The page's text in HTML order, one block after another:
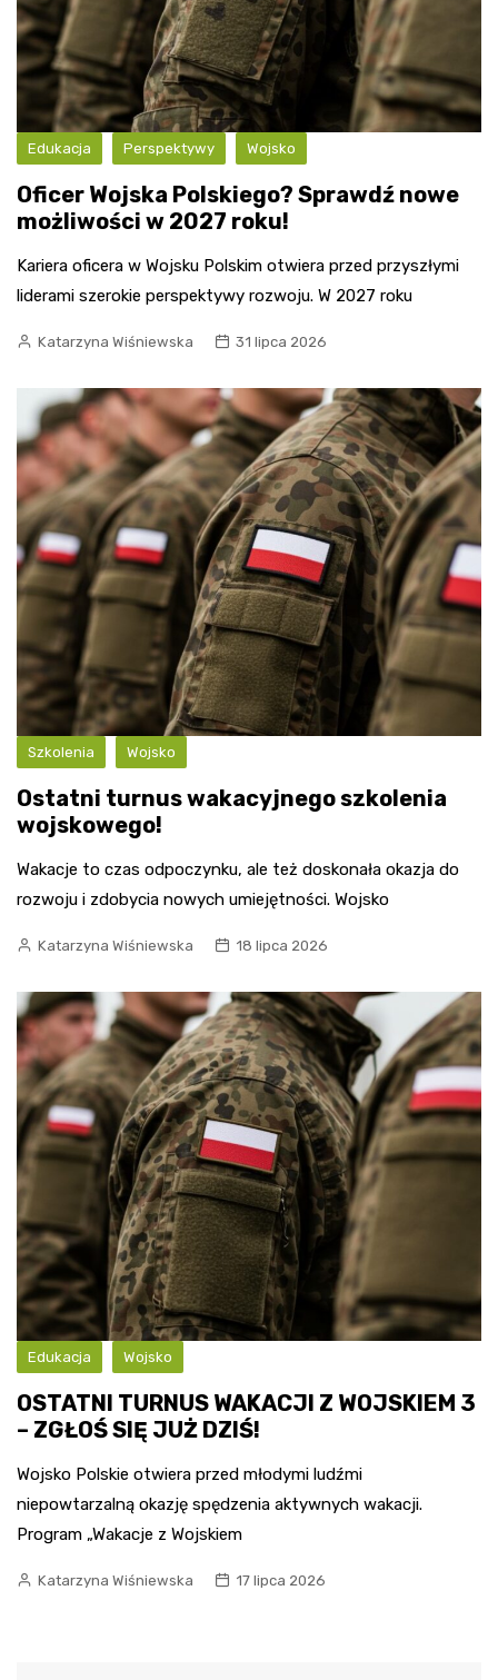
Edukacja Perspektywy Wojsko
Oficer Wojska Polskiego? Sprawdź nowe
możliwości w 2027 roku!
Kariera oficera w Wojsku Polskim otwiera przed przyszłymi
liderami szerokie perspektywy rozwoju. W 2027 roku
Katarzyna Wiśniewska 31 lipca 2026
Szkolenia Wojsko
Ostatni turnus wakacyjnego szkolenia
wojskowego!
Wakacje to czas odpoczynku, ale też doskonała okazja do
rozwoju i zdobycia nowych umiejętności. Wojsko
Katarzyna Wiśniewska 18 lipca 2026
Edukacja Wojsko
OSTATNI TURNUS WAKACJI Z WOJSKIEM 3
– ZGŁOŚ SIĘ JUŻ DZIŚ!
Wojsko Polskie otwiera przed młodymi ludźmi
niepowtarzalną okazję spędzenia aktywnych wakacji.
Program „Wakacje z Wojskiem
Katarzyna Wiśniewska 17 lipca 2026